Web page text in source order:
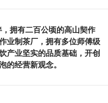
拥有二百公顷的高山契作
业制茶厂，拥有多位师傅级
产业坚实的品质基础，开创
的经营新观念。